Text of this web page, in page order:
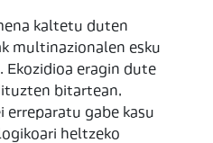
kaltetu duten
multinazionalen esku
Ekozidioa eragin dute
bitartean,
gabe kasu
heltzeko